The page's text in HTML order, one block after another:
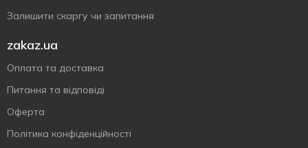
Залишити скаргу чи запитання
zakaz.ua
Оплата та доставка
Питання та відповіді
Оферта
Політика конфіденційності